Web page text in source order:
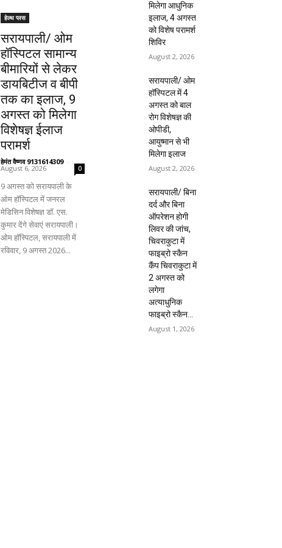
हेल्थ प्लस
सरायपाली/ ओम
हॉस्पिटल सामान्य
बीमारियों से लेकर
डायबिटीज व बीपी
तक का इलाज, 9
अगस्त को मिलेगा
विशेषज्ञ ईलाज
परामर्श
हेमंत वैष्णव 9131614309 -
August 6, 2026 0
9 अगस्त को सरायपाली के
ओम हॉस्पिटल में जनरल
मेडिसिन विशेषज्ञ डॉ. एस.
कुमार देंगे सेवाएं सरायपाली।
ओम हॉस्पिटल, सरायपाली में
रविवार, 9 अगस्त 2026...
मिलेगा आधुनिक
इलाज, 4 अगस्त
को विशेष परामर्श
शिविर
August 2, 2026
सरायपाली/ ओम
हॉस्पिटल में 4
अगस्त को बाल
रोग विशेषज्ञ की
ओपीडी,
आयुष्मान से भी
मिलेगा इलाज
August 2, 2026
सरायपाली/ बिना
दर्द और बिना
ऑपरेशन होगी
लिवर की जांच,
चिवराकुटा में
फाइब्रो स्कैन
कैंप चिवराकुटा में
2 अगस्त को
लगेगा
अत्याधुनिक
फाइब्रो स्कैन...
August 1, 2026